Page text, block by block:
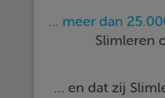
… meer dan
Slimleren
… en dat zij